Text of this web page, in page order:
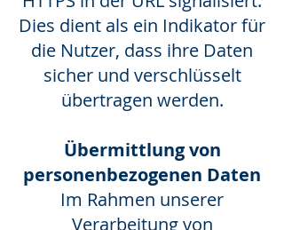
Dies dient als ein Indikator für
die Nutzer, dass ihre Daten
sicher und verschlüsselt
übertragen werden.
Übermittlung von
personenbezogenen Daten
Im Rahmen unserer
Verarbeitung von